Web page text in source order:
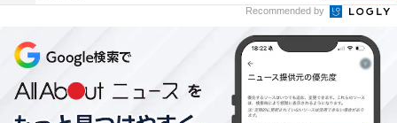
Recommended by